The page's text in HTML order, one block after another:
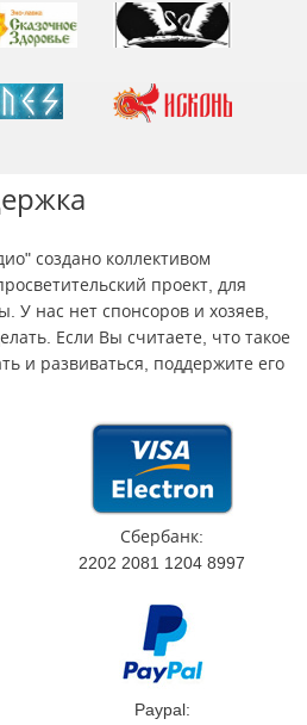
создано коллективом
проект, для
У нас нет спонсоров и хозяев,
Если Вы считаете, что такое
и развиваться, поддержите его
Сбербанк:
2202 2081 1204 8997
Paypal: